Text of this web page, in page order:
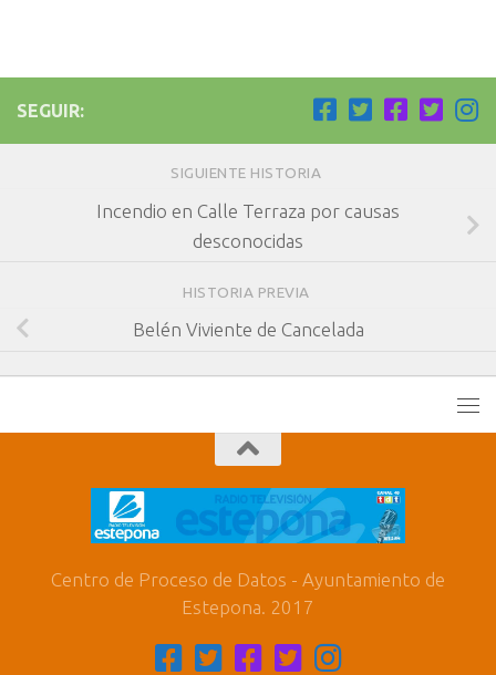
SEGUIR:
SIGUIENTE HISTORIA
Incendio en Calle Terraza por causas
desconocidas
HISTORIA PREVIA
Belén Viviente de Cancelada
Centro de Proceso de Datos - Ayuntamiento de
Estepona. 2017